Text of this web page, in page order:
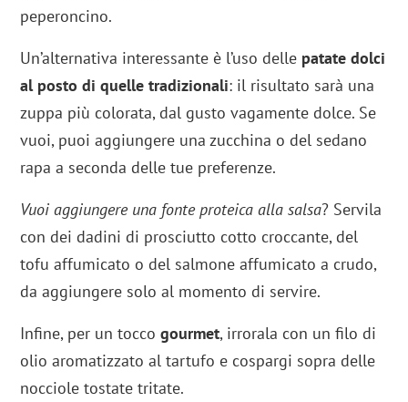
peperoncino.
Un’alternativa interessante è l’uso delle patate dolci
al posto di quelle tradizionali: il risultato sarà una
zuppa più colorata, dal gusto vagamente dolce. Se
vuoi, puoi aggiungere una zucchina o del sedano
rapa a seconda delle tue preferenze.
Vuoi aggiungere una fonte proteica alla salsa? Servila
con dei dadini di prosciutto cotto croccante, del
tofu affumicato o del salmone affumicato a crudo,
da aggiungere solo al momento di servire.
Infine, per un toccogourmet, irrorala con un filo di
olio aromatizzato al tartufo e cospargi sopra delle
nocciole tostate tritate.